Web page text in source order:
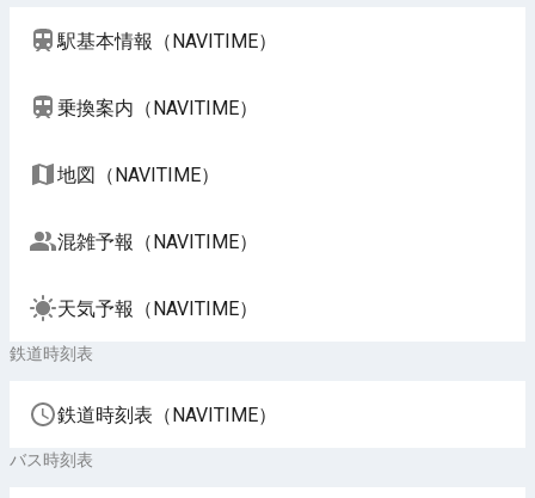
駅基本情報（NAVITIME）
乗換案内（NAVITIME）
地図（NAVITIME）
混雑予報（NAVITIME）
天気予報（NAVITIME）
鉄道時刻表
鉄道時刻表（NAVITIME）
バス時刻表